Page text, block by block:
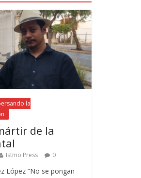
la
de la
Istmo Press 0
López “No se pongan